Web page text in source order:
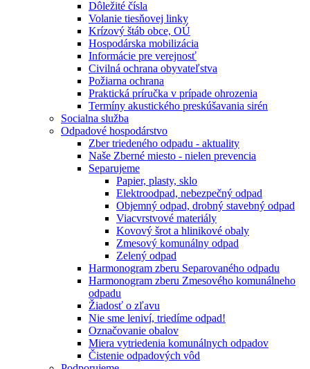
Dôležité čísla
Volanie tiesňovej linky
Krízový štáb obce, OÚ
Hospodárska mobilizácia
Informácie pre verejnosť
Civilná ochrana obyvateľstva
Požiarna ochrana
Praktická príručka v prípade ohrozenia
Termíny akustického preskúšavania sirén
Socialna služba
Odpadové hospodárstvo
Zber triedeného odpadu - aktuality
Naše Zberné miesto - nielen prevencia
Separujeme
Papier, plasty, sklo
Elektroodpad, nebezpečný odpad
Objemný odpad, drobný stavebný odpad
Viacvrstvové materiály
Kovový šrot a hlinikové obaly
Zmesový komunálny odpad
Zelený odpad
Harmonogram zberu Separovaného odpadu
Harmonogram zberu Zmesového komunálneho
odpadu
Žiadosť o zľavu
Nie sme leniví, triedíme odpad!
Označovanie obalov
Miera vytriedenia komunálnych odpadov
Čistenie odpadových vôd